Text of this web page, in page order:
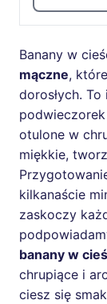
Banany w
mączne,
dorosłych.
otulone w
miękkie,
kilkanaście
zaskoczy
banany w
chrupiące i
ciesz się